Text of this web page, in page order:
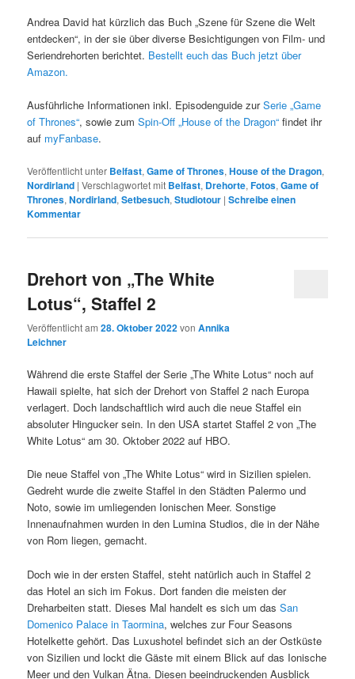
Andrea David hat kürzlich das Buch „Szene für Szene die Welt
entdecken“, in der sie über diverse Besichtigungen von Film- und
Seriendrehorten berichtet. Bestellt euch das Buch jetzt über
Amazon.
Ausführliche Informationen inkl. Episodenguide zurSerie „Game
of Thrones“, sowie zumSpin-Off „House of the Dragon“ findet ihr
auf myFanbase.
Veröffentlicht unter Belfast,Game of Thrones,House of the Dragon,
Nordirland |Verschlagwortet mit Belfast, Drehorte,Fotos,Game of
Thrones,Nordirland,Setbesuch,Studiotour |Schreibe einen
Kommentar
Drehort von „The White
Lotus“, Staffel 2
Veröffentlicht am28. Oktober 2022vonAnnika
Leichner
Während die erste Staffel der Serie „The White Lotus“ noch auf
Hawaii spielte, hat sich der Drehort von Staffel 2 nach Europa
verlagert. Doch landschaftlich wird auch die neue Staffel ein
absoluter Hingucker sein. In den USA startet Staffel 2 von „The
White Lotus“ am 30. Oktober 2022 auf HBO.
Die neue Staffel von „The White Lotus“ wird in Sizilien spielen.
Gedreht wurde die zweite Staffel in den Städten Palermo und
Noto, sowie im umliegenden Ionischen Meer. Sonstige
Innenaufnahmen wurden in den Lumina Studios, die in der Nähe
von Rom liegen, gemacht.
Doch wie in der ersten Staffel, steht natürlich auch in Staffel 2
das Hotel an sich im Fokus. Dort fanden die meisten der
Dreharbeiten statt. Dieses Mal handelt es sich um dasSan
Domenico Palace in Taormina, welches zur Four Seasons
Hotelkette gehört. Das Luxushotel befindet sich an der Ostküste
von Sizilien und lockt die Gäste mit einem Blick auf das Ionische
Meer und den Vulkan Ätna. Diesen beeindruckenden Ausblick